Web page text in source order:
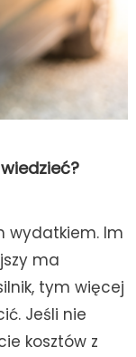
wydatkiem. Im
ma
tym więcej
Jeśli nie
kosztów z